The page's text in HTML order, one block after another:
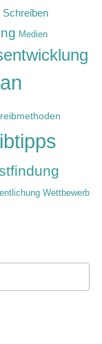
Schreiben
Medien
Wettbewerb